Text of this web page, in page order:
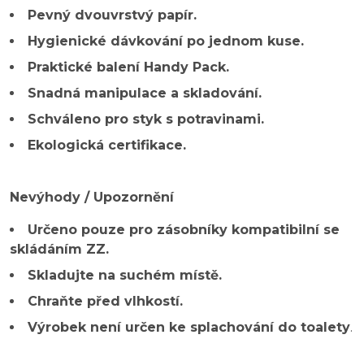
Pevný dvouvrstvý papír.
Hygienické dávkování po jednom kuse.
Praktické balení Handy Pack.
Snadná manipulace a skladování.
Schváleno pro styk s potravinami.
Ekologická certifikace.
Nevýhody / Upozornění
Určeno pouze pro zásobníky kompatibilní se
skládáním ZZ.
Skladujte na suchém místě.
Chraňte před vlhkostí.
Výrobek není určen ke splachování do toalety.